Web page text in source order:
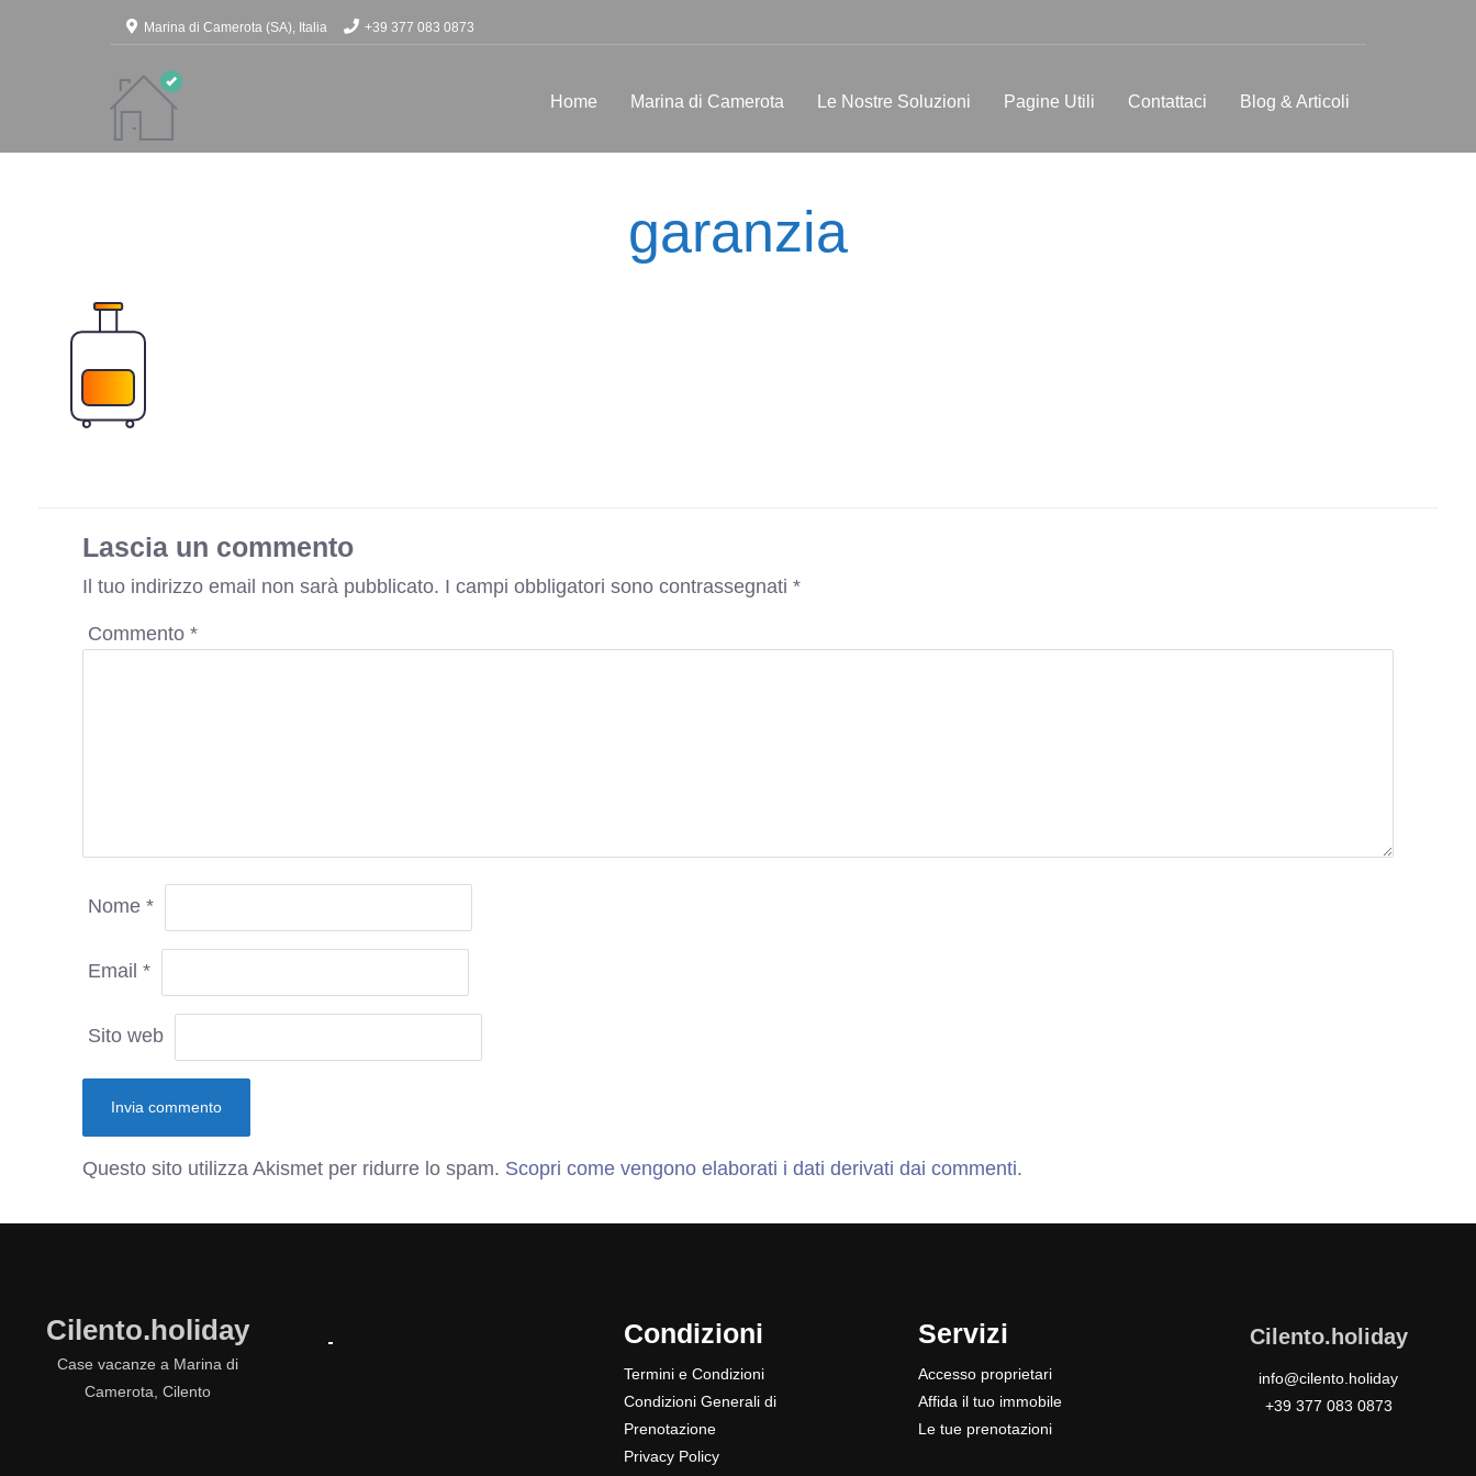
Marina di Camerota (SA), Italia +39 377 083 0873
Home Marina di Camerota Le Nostre Soluzioni Pagine Utili Contattaci Blog & Articoli
garanzia
Lascia un commento
Il tuo indirizzo email non sarà pubblicato. I campi obbligatori sono contrassegnati *
Commento *
Nome *
Email *
Sito web
Questo sito utilizza Akismet per ridurre lo spam. Scopri come vengono elaborati i dati derivati dai commenti.
Cilento.holiday
Case vacanze a Marina di
Camerota, Cilento
Condizioni
Termini e Condizioni
Condizioni Generali di
Prenotazione
Privacy Policy
Servizi
Accesso proprietari
Affida il tuo immobile
Le tue prenotazioni
Cilento.holiday
info@cilento.holiday
+39 377 083 0873